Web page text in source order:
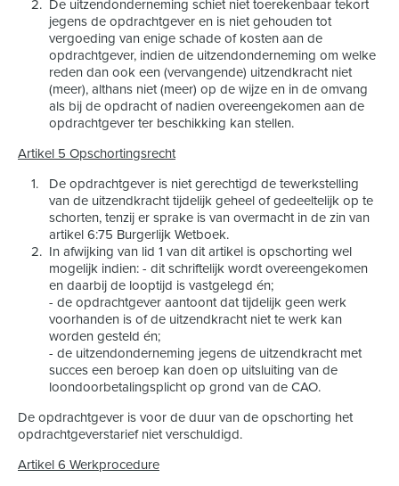
De uitzendonderneming schiet niet toerekenbaar tekort
jegens de opdrachtgever en is niet gehouden tot
vergoeding van enige schade of kosten aan de
opdrachtgever, indien de uitzendonderneming om welke
reden dan ook een (vervangende) uitzendkracht niet
(meer), althans niet (meer) op de wijze en in de omvang
als bij de opdracht of nadien overeengekomen aan de
opdrachtgever ter beschikking kan stellen.
Artikel 5 Opschortingsrecht
De opdrachtgever is niet gerechtigd de tewerkstelling
van de uitzendkracht tijdelijk geheel of gedeeltelijk op te
schorten, tenzij er sprake is van overmacht in de zin van
artikel 6:75 Burgerlijk Wetboek.
In afwijking van lid 1 van dit artikel is opschorting wel
mogelijk indien: - dit schriftelijk wordt overeengekomen
en daarbij de looptijd is vastgelegd én;
- de opdrachtgever aantoont dat tijdelijk geen werk
voorhanden is of de uitzendkracht niet te werk kan
worden gesteld én;
- de uitzendonderneming jegens de uitzendkracht met
succes een beroep kan doen op uitsluiting van de
loondoorbetalingsplicht op grond van de CAO.
De opdrachtgever is voor de duur van de opschorting het
opdrachtgeverstarief niet verschuldigd.
Artikel 6 Werkprocedure